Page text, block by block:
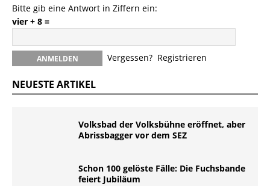
Bitte gib eine Antwort in Ziffern ein:
vier + 8 =
Vergessen? Registrieren
NEUESTE ARTIKEL
Volksbad der Volksbühne eröffnet, aber
Abrissbagger vor dem SEZ
Schon 100 gelöste Fälle: Die Fuchsbande
feiert Jubiläum